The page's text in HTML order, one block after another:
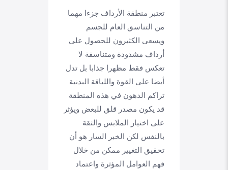
تعتبر منطقة الأرداف جزءا مهما
من التناسق العام للجسم
ويسعى الكثيرون للحصول على
أرداف مشدودة ومتناسقة لا
تعكس فقط مظهرا جذابا بل تدل
أيضا على القوة واللياقة البدنية
تراكم الدهون في هذه المنطقة
قد يكون مصدر قلق للبعض ويؤثر
على اختيار الملابس والثقة
بالنفس لكن الخبر السار هو أن
تحقيق التغيير ممكن من خلال
فهم العوامل المؤثرة واعتماد